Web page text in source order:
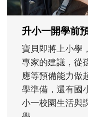
正嘗試用不同的